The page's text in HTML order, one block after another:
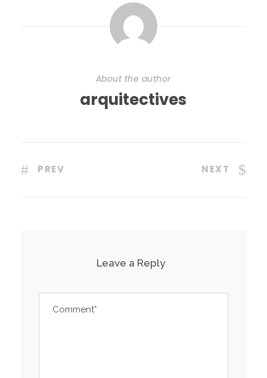
About the author
arquitectives
PREV NEXT
Leave a Reply